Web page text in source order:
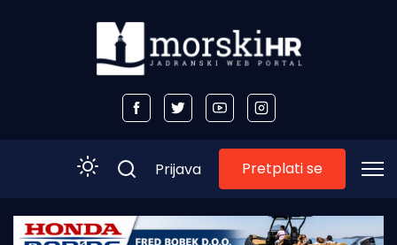
Početna
Prijava Pretplati se